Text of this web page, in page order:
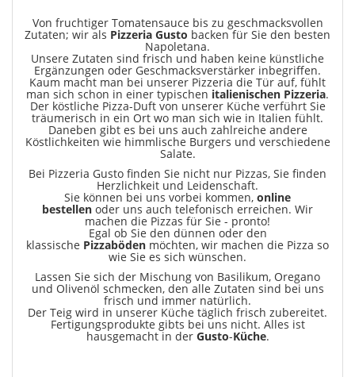
Von fruchtiger Tomatensauce bis zu geschmacksvollen
Zutaten; wir als Pizzeria Gusto backen für Sie den besten
Napoletana.
Unsere Zutaten sind frisch und haben keine künstliche
Ergänzungen oder Geschmacksverstärker inbegriffen.
Kaum macht man bei unserer Pizzeria die Tür auf, fühlt
man sich schon in einer typischen italienischen Pizzeria.
Der köstliche Pizza-Duft von unserer Küche verführt Sie
träumerisch in ein Ort wo man sich wie in Italien fühlt.
Daneben gibt es bei uns auch zahlreiche andere
Köstlichkeiten wie himmlische Burgers und verschiedene
Salate.
Bei Pizzeria Gusto finden Sie nicht nur Pizzas, Sie finden
Herzlichkeit und Leidenschaft.
Sie können bei uns vorbei kommen, online
bestellen oder uns auch telefonisch erreichen. Wir
machen die Pizzas für Sie - pronto!
Egal ob Sie den dünnen oder den
klassische Pizzaböden möchten, wir machen die Pizza so
wie Sie es sich wünschen.
Lassen Sie sich der Mischung von Basilikum, Oregano
und Olivenöl schmecken, den alle Zutaten sind bei uns
frisch und immer natürlich.
Der Teig wird in unserer Küche täglich frisch zubereitet.
Fertigungsprodukte gibts bei uns nicht. Alles ist
hausgemacht in der Gusto-Küche.